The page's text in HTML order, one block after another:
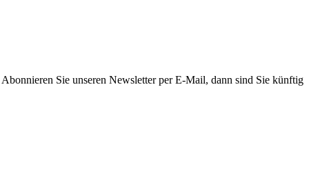
Sie unseren Newsletter per E-Mail, dann sind Sie künftig